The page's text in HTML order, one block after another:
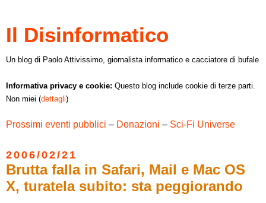
Il Disinformatico
Un blog di Paolo Attivissimo, giornalista informatico e cacciatore di bufale
Informativa privacy e cookie: Questo blog include cookie di terze parti.
Non miei (dettagli)
Prossimi eventi pubblici – Donazioni – Sci-Fi Universe
2006/02/21
Brutta falla in Safari, Mail e Mac OS
X, turatela subito: sta peggiorando